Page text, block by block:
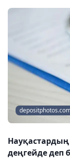
деңгейде деп